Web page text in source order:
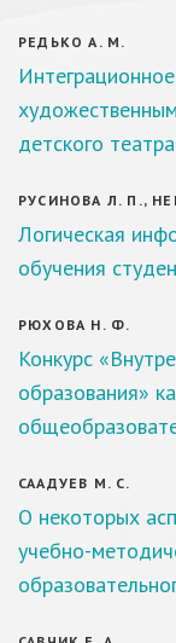
РЕДЬКО А. М.
детского театра
РУСИНОВА Л. П.,
Логическая
обучения
РЮХОВА Н. Ф.
Конкурс
образования»
СААДУЕВ М. С.
О некоторых
учебно-